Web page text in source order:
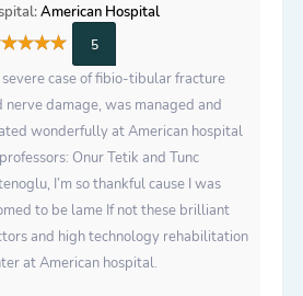
American Hospital
5
severe case of fibio-tibular fracture
nerve damage, was managed and
wonderfully at American hospital
Onur Tetik and Tunc
I’m so thankful cause I was
to be lame If not these brilliant
and high technology rehabilitation
at American hospital.